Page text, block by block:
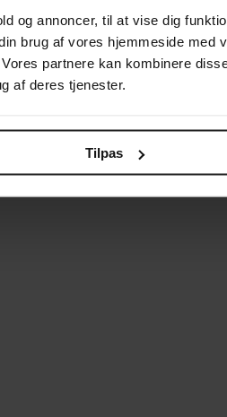
og annoncer, til at vise dig
brug af vores hjemmeside med
partnere kan kombinere
af deres tjenester.
Tilpas